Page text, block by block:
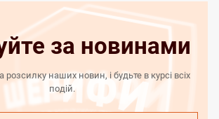
за новинами
розсилку наших новин, і будьте в курсі всіх
подій.